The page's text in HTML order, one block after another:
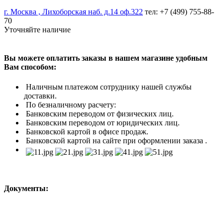
г. Москва , Лихоборская наб. д.14 оф.322 тел: +7 (499) 755-88-
70
Уточняйте наличие
Вы можете оплатить заказы в нашем магазине удобным
Вам способом:
Наличным платежом сотруднику нашей службы
доставки.
По безналичному расчету:
Банковским переводом от физических лиц.
Банковским переводом от юридических лиц.
Банковской картой в офисе продаж.
Банковской картой на сайте при оформлении заказа .
Документы: